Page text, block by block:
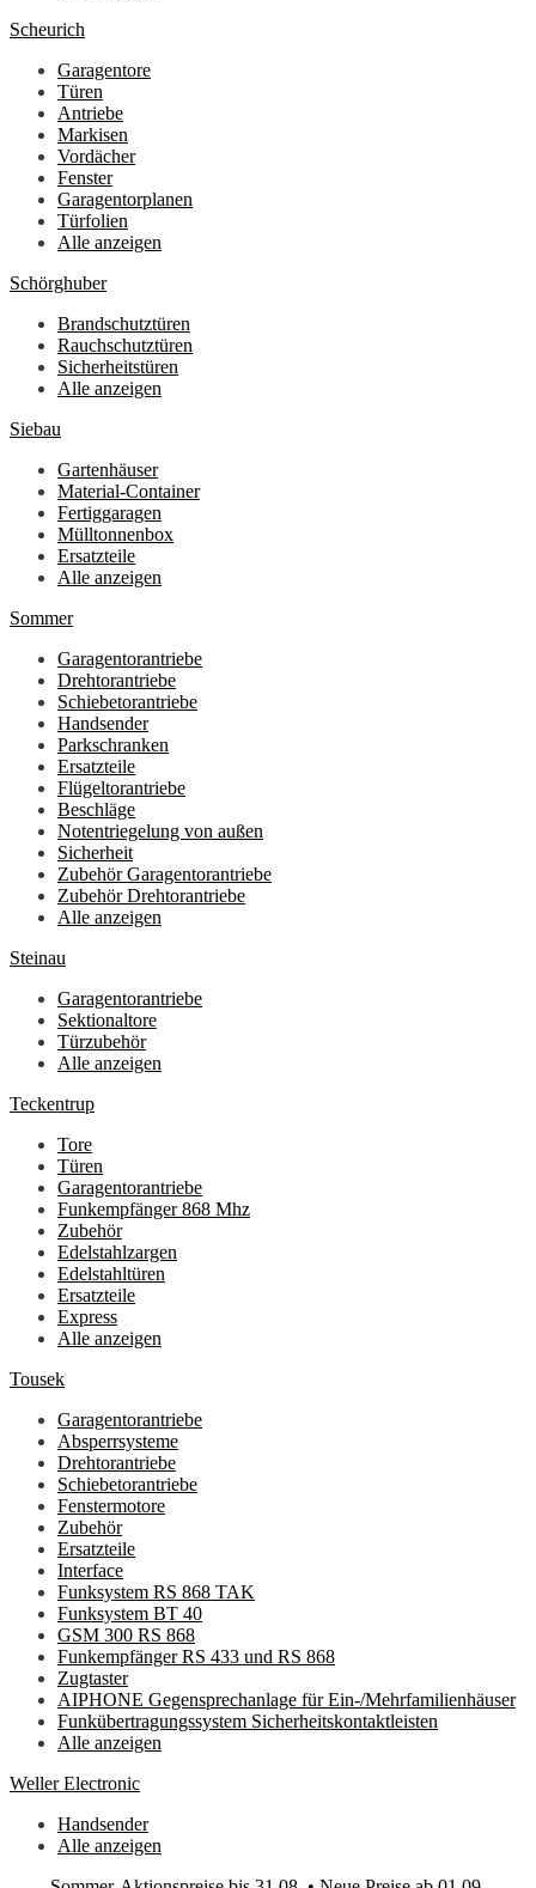
Scheurich
Garagentore
Türen
Antriebe
Markisen
Vordächer
Fenster
Garagentorplanen
Türfolien
Alle anzeigen
Schörghuber
Brandschutztüren
Rauchschutztüren
Sicherheitstüren
Alle anzeigen
Siebau
Gartenhäuser
Material-Container
Fertiggaragen
Mülltonnenbox
Ersatzteile
Alle anzeigen
Sommer
Garagentorantriebe
Drehtorantriebe
Schiebetorantriebe
Handsender
Parkschranken
Ersatzteile
Flügeltorantriebe
Beschläge
Notentriegelung von außen
Sicherheit
Zubehör Garagentorantriebe
Zubehör Drehtorantriebe
Alle anzeigen
Steinau
Garagentorantriebe
Sektionaltore
Türzubehör
Alle anzeigen
Teckentrup
Tore
Türen
Garagentorantriebe
Funkempfänger 868 Mhz
Zubehör
Edelstahlzargen
Edelstahltüren
Ersatzteile
Express
Alle anzeigen
Tousek
Garagentorantriebe
Absperrsysteme
Drehtorantriebe
Schiebetorantriebe
Fenstermotore
Zubehör
Ersatzteile
Interface
Funksystem RS 868 TAK
Funksystem BT 40
GSM 300 RS 868
Funkempfänger RS 433 und RS 868
Zugtaster
AIPHONE Gegensprechanlage für Ein-/Mehrfamilienhäuser
Funkübertragungssystem Sicherheitskontaktleisten
Alle anzeigen
Weller Electronic
Handsender
Alle anzeigen